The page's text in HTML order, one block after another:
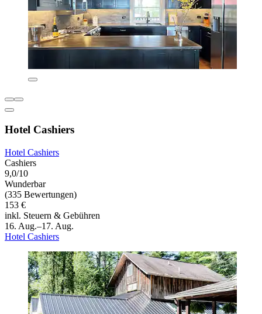
Hotel Cashiers
Hotel Cashiers
Cashiers
9,0/10
Wunderbar
(335 Bewertungen)
153 €
inkl. Steuern & Gebühren
16. Aug.–17. Aug.
Hotel Cashiers